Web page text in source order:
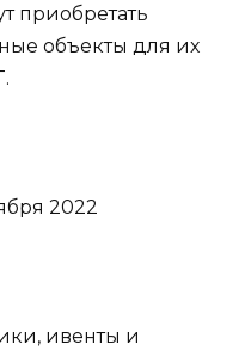
приобретать
объекты для их
2022
ивенты и